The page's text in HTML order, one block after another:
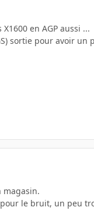
en AGP aussi ...
sortie pour avoir un
magasin.
le bruit, un peu